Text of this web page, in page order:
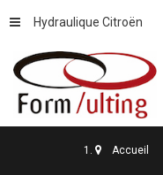
Hydraulique Citroën
Accueil